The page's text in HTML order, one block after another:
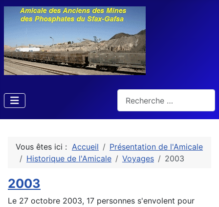
Vous êtes ici : Accueil
Présentation de l'Amicale
Historique de l'Amicale
Voyages 2003
2003
Le 27 octobre 2003, 17 personnes s'envolent pour